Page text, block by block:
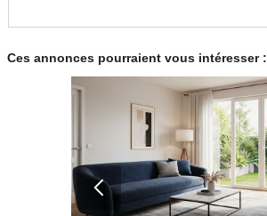
Ces annonces pourraient vous intéresser :